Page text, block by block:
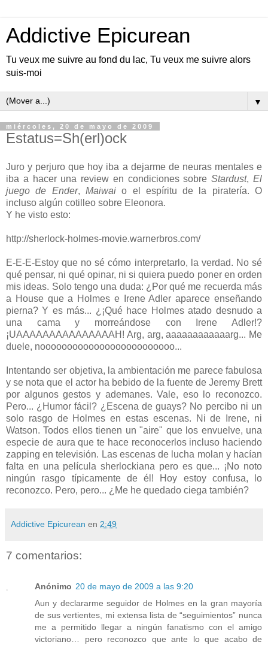
Addictive Epicurean
Tu veux me suivre au fond du lac, Tu veux me suivre alors
suis-moi
▼
miércoles, 20 de mayo de 2009
Estatus=Sh(erl)ock
Juro y perjuro que hoy iba a dejarme de neuras mentales e
iba a hacer una review en condiciones sobreStardust,El
juego de Ender, Maiwaio el espíritu de la piratería. O
incluso algún cotilleo sobre Eleonora.
Y he visto esto:
http://sherlock-holmes-movie.warnerbros.com/
E-E-E-Estoy que no sé cómo interpretarlo, la verdad. No sé
qué pensar, ni qué opinar, ni si quiera puedo poner en orden
mis ideas. Solo tengo una duda: ¿Por qué me recuerda más
a House que a Holmes e Irene Adler aparece enseñando
pierna? Y es más... ¿¡Qué hace Holmes atado desnudo a
una cama y morreándose con Irene Adler!?
¡UAAAAAAAAAAAAAAAH! Arg, arg, aaaaaaaaaaaarg... Me
duele, nooooooooooooooooooooooooo...
Intentando ser objetiva, la ambientación me parece fabulosa
y se nota que el actor ha bebido de la fuente de Jeremy Brett
por algunos gestos y ademanes. Vale, eso lo reconozco.
Pero... ¿Humor fácil? ¿Escena de guays? No percibo ni un
solo rasgo de Holmes en estas escenas. Ni de Irene, ni
Watson. Todos ellos tienen un "aire" que los envuelve, una
especie de aura que te hace reconocerlos incluso haciendo
zapping en televisión. Las escenas de lucha molan y hacían
falta en una película sherlockiana pero es que... ¡No noto
ningún rasgo típicamente de él! Hoy estoy confusa, lo
reconozco. Pero, pero... ¿Me he quedado ciega también?
Addictive Epicurean en 2:49
7 comentarios:
Anónimo 20 de mayo de 2009 a las 9:20
Aun y declararme seguidor de Holmes en la gran mayoría
de sus vertientes, mi extensa lista de “seguimientos” nunca
me a permitido llegar a ningún fanatismo con el amigo
victoriano… pero reconozco que ante lo que acabo de